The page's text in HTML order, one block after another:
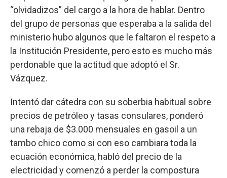
“olvidadizos” del cargo a la hora de hablar. Dentro
del grupo de personas que esperaba a la salida del
ministerio hubo algunos que le faltaron el respeto a
la Institución Presidente, pero esto es mucho más
perdonable que la actitud que adoptó el Sr.
Vázquez.
Intentó dar cátedra con su soberbia habitual sobre
precios de petróleo y tasas consulares, ponderó
una rebaja de $3.000 mensuales en gasoil a un
tambo chico como si con eso cambiara toda la
ecuación económica, habló del precio de la
electricidad y comenzó a perder la compostura